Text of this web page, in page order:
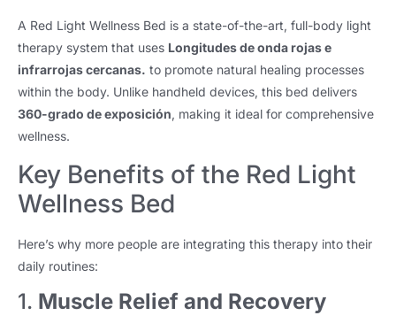
A Red Light Wellness Bed is a state-of-the-art, full-body light
therapy system that uses Longitudes de onda rojas e
infrarrojas cercanas. to promote natural healing processes
within the body. Unlike handheld devices, this bed delivers
360-grado de exposición, making it ideal for comprehensive
wellness.
Key Benefits of the Red Light
Wellness Bed
Here’s why more people are integrating this therapy into their
daily routines:
1. Muscle Relief and Recovery